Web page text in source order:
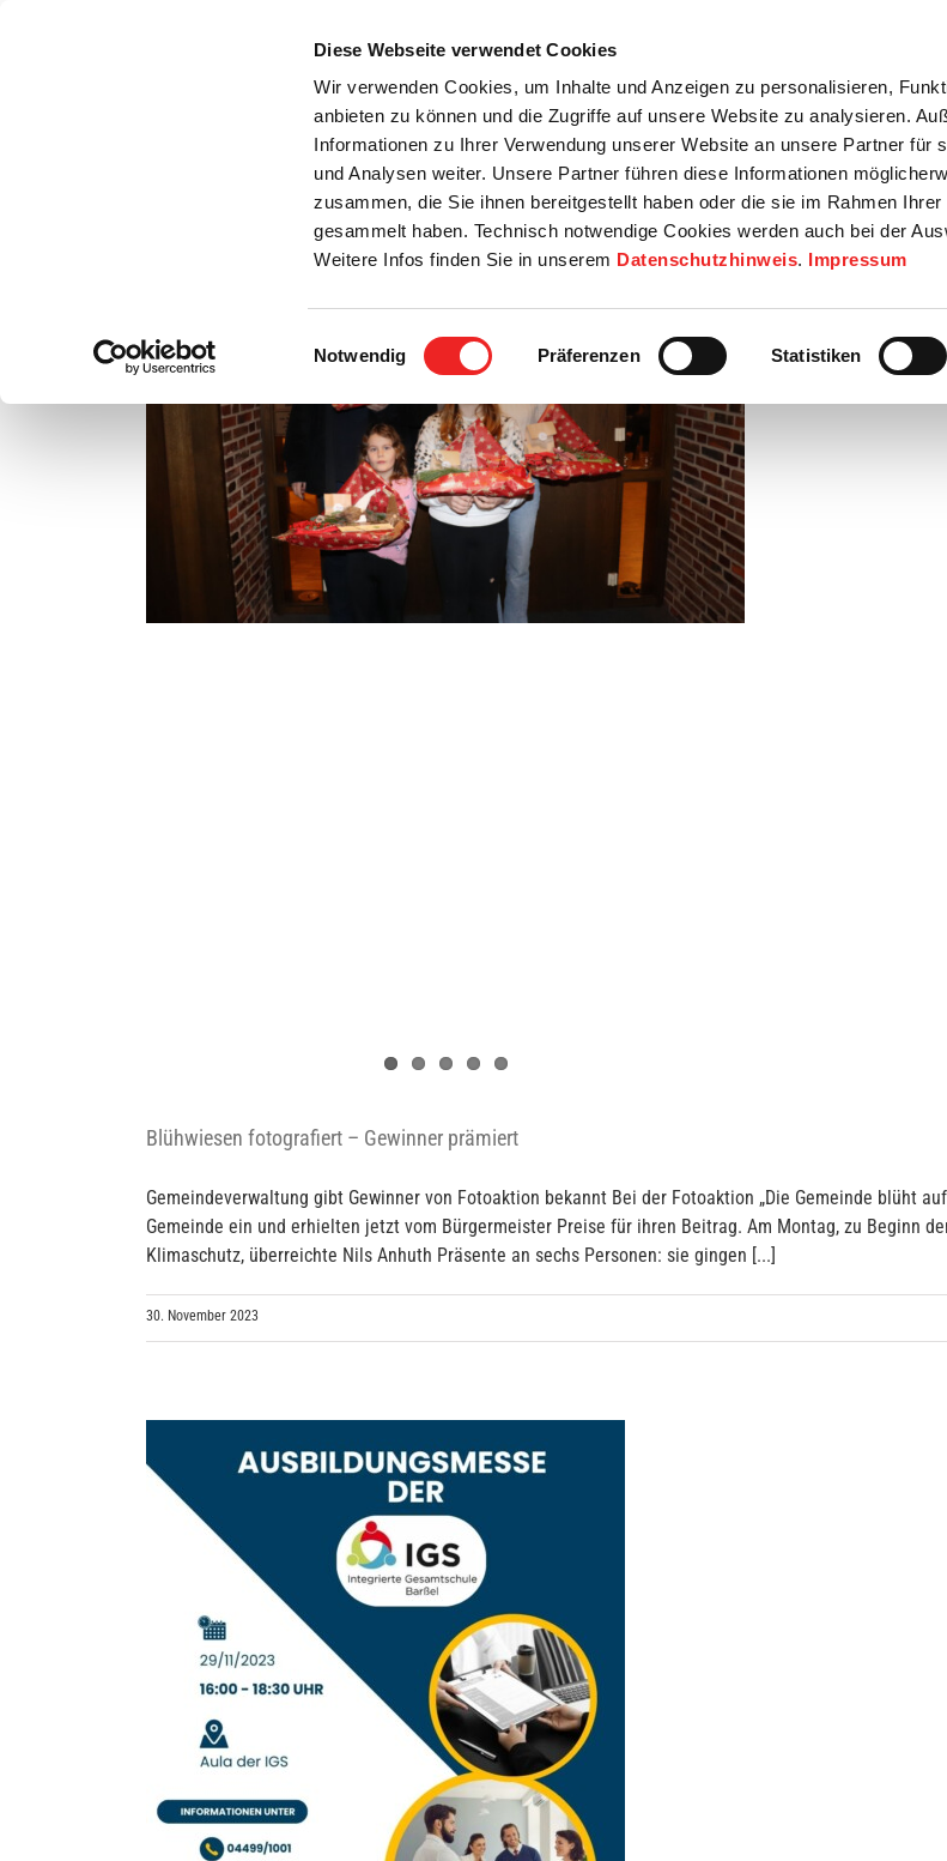
Diese Webseite verwendet Cookies
Wir verwenden Cookies, um Inhalte und Anzeigen zu personalisieren,
anbieten zu können und die Zugriffe auf unsere Website zu analysieren.
Informationen zu Ihrer Verwendung unserer Website an unsere Partner für
und Analysen weiter. Unsere Partner führen diese Informationen
zusammen, die Sie ihnen bereitgestellt haben oder die sie im Rahmen Ihrer
gesammelt haben. Technisch notwendige Cookies werden auch bei der
Weitere Infos finden Sie in unserem Datenschutzhinweis. Impressum
Einwilligungsauswahl
Notwendig Präferenzen Statistiken
Startseite
Bürgerservice Rats- / Bürgerinfo Wirtschaft / Wohnen Bildung / Soziales
Blühwiesen fotografiert – Gewinner prämiert
Gemeindeverwaltung gibt Gewinner von Fotoaktion bekannt Bei der Fotoaktion „Die Gemeinde blüht
Gemeinde ein und erhielten jetzt vom Bürgermeister Preise für ihren Beitrag. Am Montag, zu Beginn
Klimaschutz, überreichte Nils Anhuth Präsente an sechs Personen: sie gingen [...]
30. November 2023